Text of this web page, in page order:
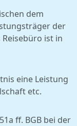
dem
der
Reisebüro ist in
eine Leistung
etc.
ff. BGB bei der